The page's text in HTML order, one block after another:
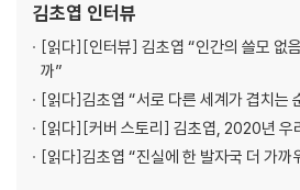
우주에 직접 가고
김초엽 인터뷰
[읽다][인터뷰] 김초엽 “인간의 쓸모 없
까”
[읽다]김초엽 “서로 다른 세계가 겹치는
[읽다][커버 스토리] 김초엽, 2020년 우
[읽다]김초엽 “진실에 한 발자국 더 가까